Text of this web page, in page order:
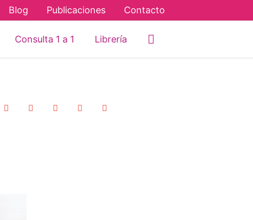
Blog Publicaciones Contacto
Consulta 1 a 1 Librería Buscar